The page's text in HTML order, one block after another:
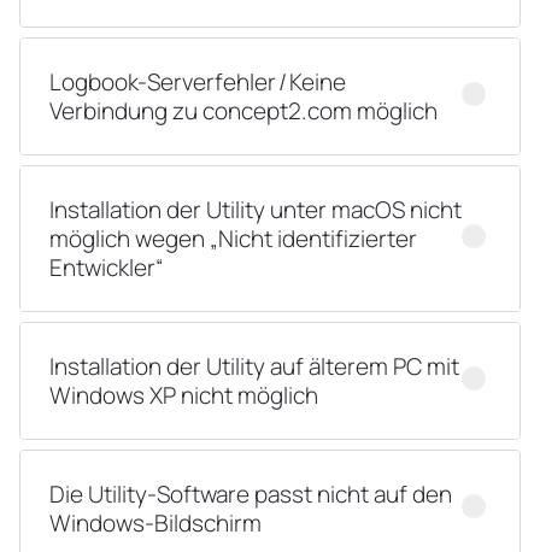
Logbook-Serverfehler / Keine
Verbindung zu concept2.com möglich
Installation der Utility unter macOS nicht
möglich wegen „Nicht identifizierter
Entwickler“
Installation der Utility auf älterem PC mit
Windows XP nicht möglich
Die Utility-Software passt nicht auf den
Windows-Bildschirm